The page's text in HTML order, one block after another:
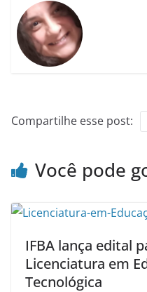
Compartilhe esse post:
Você pode
IFBA lança edital
Licenciatura em
Tecnológica